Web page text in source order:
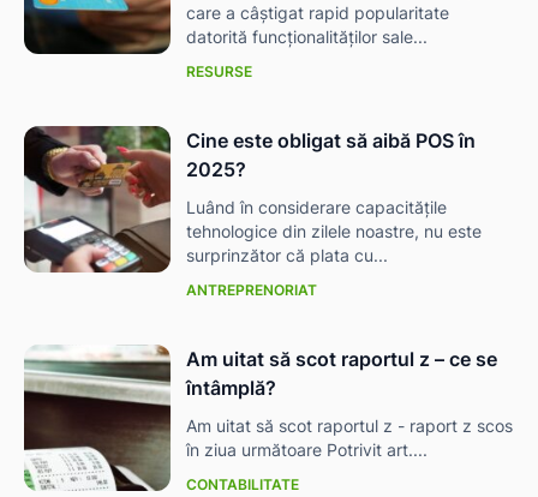
care a câștigat rapid popularitate
datorită funcționalităților sale...
RESURSE
Cine este obligat să aibă POS în
2025?
Luând în considerare capacitățile
tehnologice din zilele noastre, nu este
surprinzător că plata cu...
ANTREPRENORIAT
Am uitat să scot raportul z – ce se
întâmplă?
Am uitat să scot raportul z - raport z scos
în ziua următoare Potrivit art....
CONTABILITATE